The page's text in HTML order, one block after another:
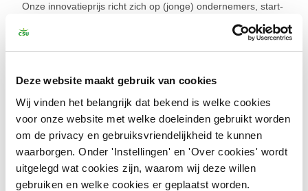
Deze website maakt gebruik van cookies
Wij vinden het belangrijk dat bekend is welke cookies
voor onze website met welke doeleinden gebruikt worden
om de privacy en gebruiksvriendelijkheid te kunnen
waarborgen. Onder 'Instellingen' en 'Over cookies' wordt
uitgelegd wat cookies zijn, waarom wij deze willen
gebruiken en welke cookies er geplaatst worden.
Onze innovatieprijs richt zich op (jonge) ondernemers, start-
ups en studenten die zich, net als CSU, inzetten om de
werk- en leefomgeving van morgen schoner, slimmer en
duurzamer te maken. De innovatie van het Twentse D2D
Drop2Drink is een filterunit ter grootte van een cv-ketel. Het
filtert zonder toevoegingen hemelwater tot kwalitatief
drinkwater. Dit decentrale filtersysteem is compact,
zelfreinigend en kostenefficiënt. Het verlicht de wereldwijde
druk op beschikbaar drinkwater door slim (her)gebruik van
regenwater, direct op locatie.